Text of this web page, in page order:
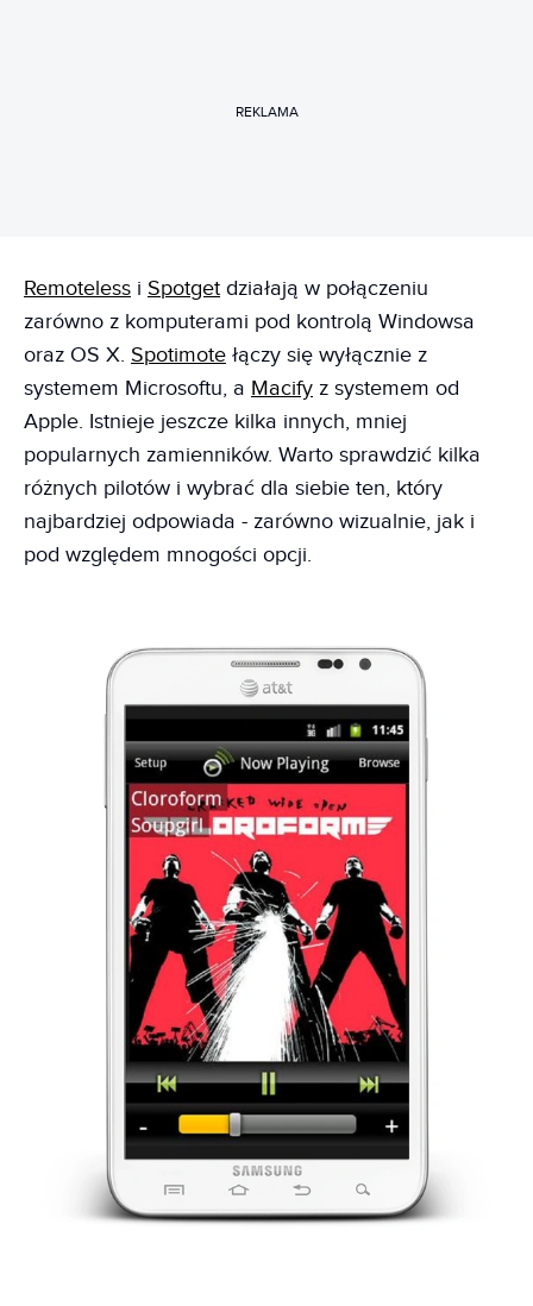
REKLAMA
Remoteless i Spotget działają w połączeniu
zarówno z komputerami pod kontrolą Windowsa
oraz OS X. Spotimote łączy się wyłącznie z
systemem Microsoftu, a Macify z systemem od
Apple. Istnieje jeszcze kilka innych, mniej
popularnych zamienników. Warto sprawdzić kilka
różnych pilotów i wybrać dla siebie ten, który
najbardziej odpowiada - zarówno wizualnie, jak i
pod względem mnogości opcji.